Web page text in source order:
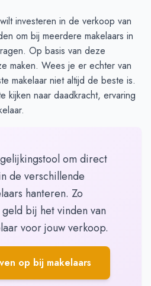
investeren in de verkoop van
om bij meerdere makelaars in
. Op basis van deze
maken. Wees je er echter van
makelaar niet altijd de beste is.
kijken naar daadkracht, ervaring
om direct
de verschillende
hanteren. Zo
bij het vinden van
voor jouw verkoop.
op bij makelaars